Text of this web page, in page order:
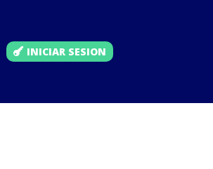
 INICIAR SESION